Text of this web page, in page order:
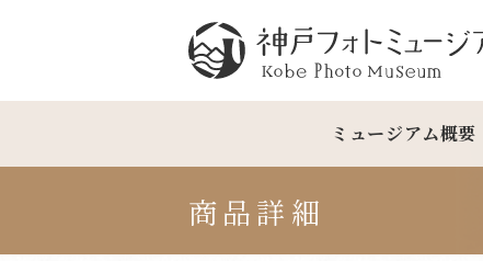
ミュージアム概要
商品詳細